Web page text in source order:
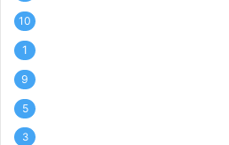
10
1
9
5
3